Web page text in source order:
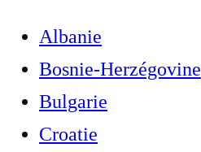
Albanie
Bosnie-Herzégovine
Bulgarie
Croatie